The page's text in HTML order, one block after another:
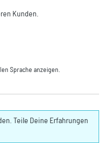
Kunden.
Sprache anzeigen.
Teile Deine Erfahrungen